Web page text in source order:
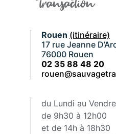
Rouen (itinéraire)
17 rue Jeanne
76000 Rouen
02 35 88 48 20
du Lundi au
de 9h30 à 12h00
et de 14h à 18h30